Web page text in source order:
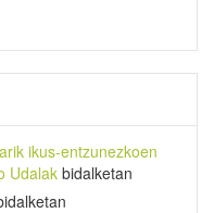
ikus-entzunezkoen
Udalak bidalketan